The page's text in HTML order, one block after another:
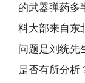
的武器弹药多
料大部来自东
问题是刘统先
是否有所分析